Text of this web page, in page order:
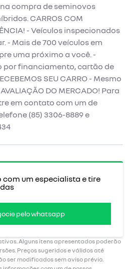
compra de seminovos
CARROS COM
- Veículos inspecionados
- Mais de 700 veículos em
uma próximo a você. -
financiamento, cartão de
SEU CARRO - Mesmo
DO MERCADO! Para
em contato com um de
(85) 3306-8889 e
com um especialista e tire
pelo whatsapp
Alguns itens apresentados poderão
Preços sugeridos e válidos até
ser modificados sem aviso prévio.